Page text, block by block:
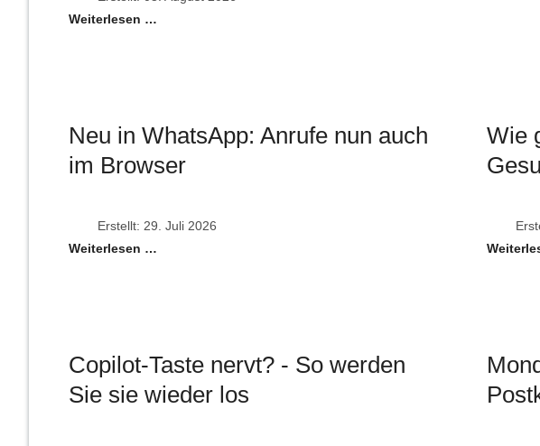
Weiterlesen …
Neu in WhatsApp: Anrufe nun auch
im Browser
Erstellt: 29. Juli 2026
Weiterlesen …
Wie
Copilot-Taste nervt? - So werden
Sie sie wieder los